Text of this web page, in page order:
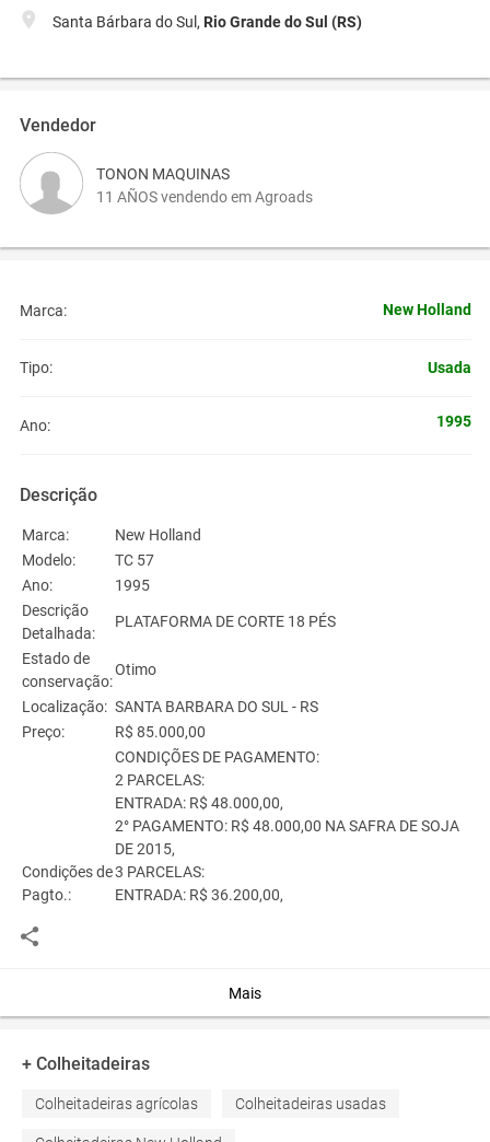
Santa Bárbara do Sul, Rio Grande do Sul (RS)
Vendedor
TONON MAQUINAS
11 AÑOS vendendo em Agroads
Marca: New Holland
Tipo: Usada
Ano: 1995
Descrição
Marca:
New Holland
Modelo:
TC 57
Ano:
1995
Descrição
Detalhada:
PLATAFORMA DE CORTE 18 PÉS
Estado de
conservação:
Otimo
Localização: SANTA BARBARA DO SUL - RS
Preço:
R$ 85.000,00
Condições de
Pagto.:
CONDIÇÕES DE PAGAMENTO:
2 PARCELAS:
ENTRADA: R$ 48.000,00,
2° PAGAMENTO: R$ 48.000,00 NA SAFRA DE SOJA
DE 2015,
3 PARCELAS:
ENTRADA: R$ 36.200,00,
DE 2016 OU ATRAVÉS DE FINANCIAMENTO
Você assume toda a responsabilidade pela cotação deste item. Você acha que
Mais
+ Colheitadeiras
Colheitadeiras agrícolas Colheitadeiras usadas